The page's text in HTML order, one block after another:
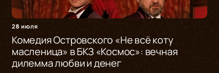
28 июля
Комедия Островского «Не всё коту
масленица» в БКЗ «Космос»: вечная
дилемма любви и денег